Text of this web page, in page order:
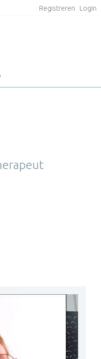
Registreren Login